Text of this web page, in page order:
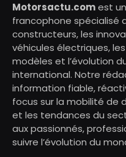
Motorsactu.comest
francophone spécialisé
constructeurs, les
véhicules électriques,
modèles et l’évolution
international. Notre
information fiable,
focus sur la mobilité de
et les tendances du
aux passionnés,
suivre l’évolution du